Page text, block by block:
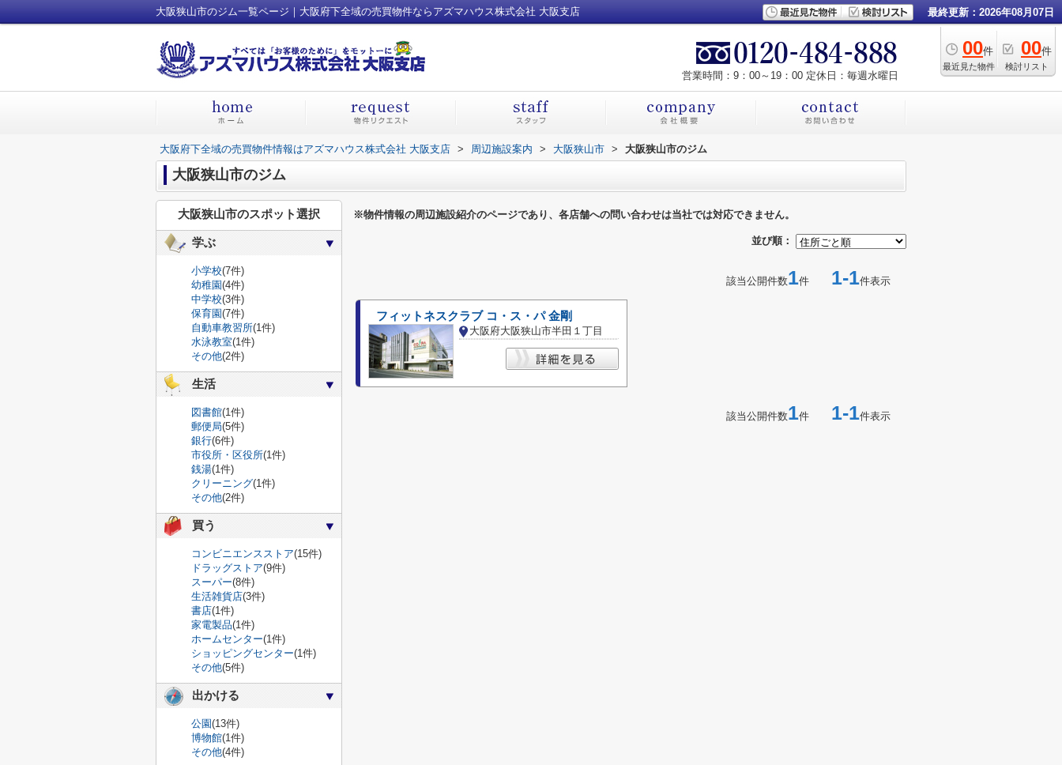
大阪狭山市のジム一覧ページ｜大阪府下全域の売買物件ならアズマハウス株式会社 大阪支店 最終更新：2026年08月07日
00件
最近見た物件
00件
検討リスト
営業時間：9：00～19：00 定休日：毎週水曜日
大阪府下全域の売買物件情報はアズマハウス株式会社 大阪支店 > 周辺施設案内 > 大阪狭山市 > 大阪狭山市のジム
大阪狭山市のジム
※物件情報の周辺施設紹介のページであり、各店舗への問い合わせは当社では対応できません。
並び順：
該当公開件数1件 1-1件表示
フィットネスクラブ コ・ス・パ 金剛
大阪府大阪狭山市半田１丁目
該当公開件数1件 1-1件表示
大阪狭山市のスポット選択
学ぶ
小学校(7件)
幼稚園(4件)
中学校(3件)
保育園(7件)
自動車教習所(1件)
水泳教室(1件)
その他(2件)
生活
図書館(1件)
郵便局(5件)
銀行(6件)
市役所・区役所(1件)
銭湯(1件)
クリーニング(1件)
その他(2件)
買う
コンビニエンスストア(15件)
ドラッグストア(9件)
スーパー(8件)
生活雑貨店(3件)
書店(1件)
家電製品(1件)
ホームセンター(1件)
ショッピングセンター(1件)
その他(5件)
出かける
公園(13件)
博物館(1件)
その他(4件)